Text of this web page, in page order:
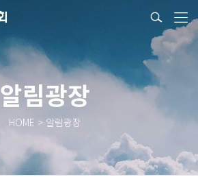
알림광장
HOME > 알림광장